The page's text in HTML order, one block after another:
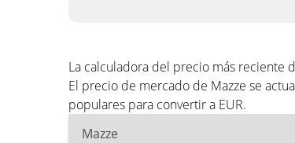
La calculadora del precio más reciente
El precio de mercado de Mazze se
populares para convertir a EUR.
Mazze